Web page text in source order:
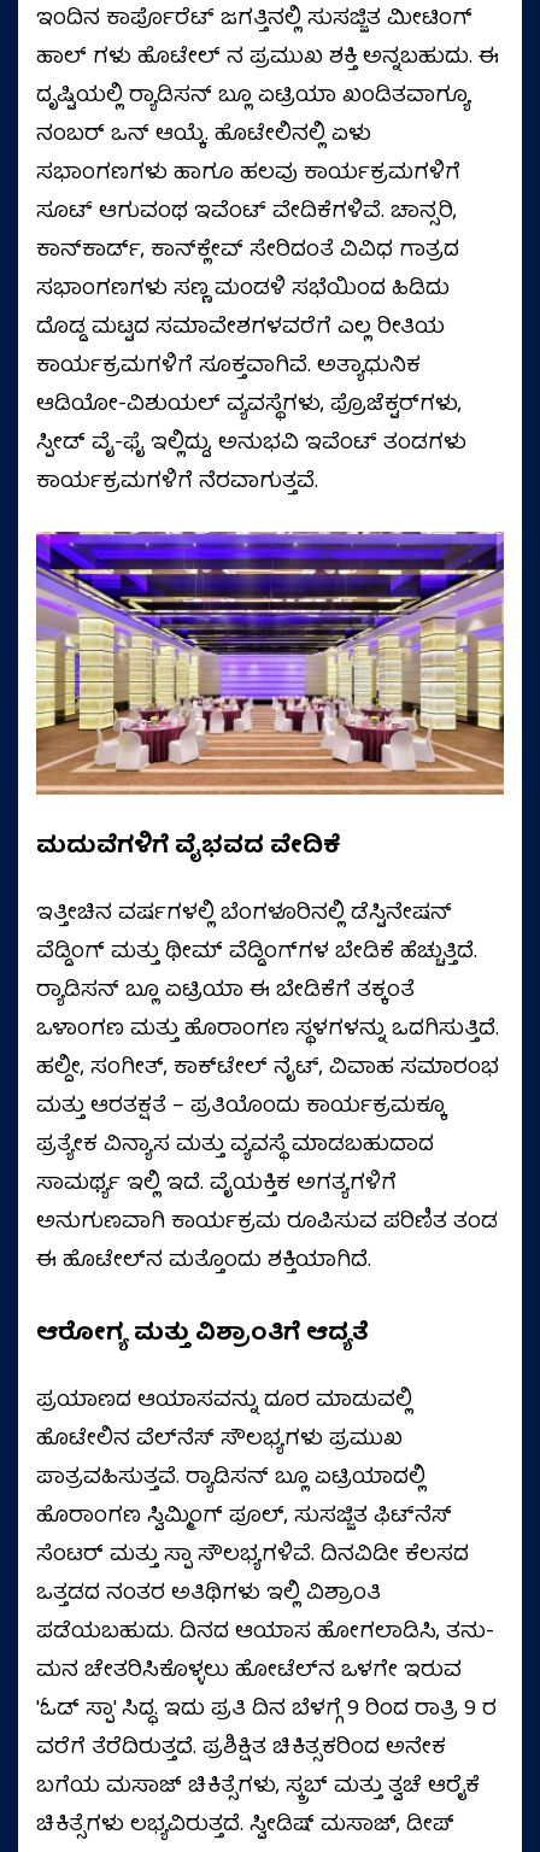
ಇಂದಿನ ಕಾರ್ಪೊರೆಟ್ ಜಗತ್ತಿನಲ್ಲಿ ಸುಸಜ್ಜಿತ ಮೀಟಿಂಗ್
ಹಾಲ್ ಗಳು ಹೊಟೇಲ್ ನ ಪ್ರಮುಖ ಶಕ್ತಿ ಅನ್ನಬಹುದು. ಈ
ದೃಷ್ಟಿಯಲ್ಲಿ ರ‍್ಯಾಡಿಸನ್ ಬ್ಲೂ ಏಟ್ರಿಯಾ ಖಂಡಿತವಾಗ್ಯೂ
ನಂಬರ್ ಒನ್ ಆಯ್ಕೆ. ಹೊಟೇಲಿನಲ್ಲಿ ಏಳು
ಸಭಾಂಗಣಗಳು ಹಾಗೂ ಹಲವು ಕಾರ್ಯಕ್ರಮಗಳಿಗೆ
ಸೂಟ್ ಆಗುವಂಥ ಇವೆಂಟ್ ವೇದಿಕೆಗಳಿವೆ. ಚಾನ್ಸರಿ,
ಕಾನ್‌ಕಾರ್ಡ್, ಕಾನ್‌ಕ್ಲೇವ್ ಸೇರಿದಂತೆ ವಿವಿಧ ಗಾತ್ರದ
ಸಭಾಂಗಣಗಳು ಸಣ್ಣ ಮಂಡಳಿ ಸಭೆಯಿಂದ ಹಿಡಿದು
ದೊಡ್ಡ ಮಟ್ಟದ ಸಮಾವೇಶಗಳವರೆಗೆ ಎಲ್ಲ ರೀತಿಯ
ಕಾರ್ಯಕ್ರಮಗಳಿಗೆ ಸೂಕ್ತವಾಗಿವೆ. ಅತ್ಯಾಧುನಿಕ
ಆಡಿಯೋ-ವಿಶುಯಲ್ ವ್ಯವಸ್ಥೆಗಳು, ಪ್ರೊಜೆಕ್ಟರ್‌ಗಳು,
ಸ್ಪೀಡ್‌ ವೈ-ಫೈ ಇಲ್ಲಿದ್ದು, ಅನುಭವಿ ಇವೆಂಟ್ ತಂಡಗಳು
ಕಾರ್ಯಕ್ರಮಗಳಿಗೆ ನೆರವಾಗುತ್ತವೆ.
ಮದುವೆಗಳಿಗೆ ವೈಭವದ ವೇದಿಕೆ
ಇತ್ತೀಚಿನ ವರ್ಷಗಳಲ್ಲಿ ಬೆಂಗಳೂರಿನಲ್ಲಿ ಡೆಸ್ಟಿನೇಷನ್
ವೆಡ್ಡಿಂಗ್ ಮತ್ತು ಥೀಮ್ ವೆಡ್ಡಿಂಗ್‌ಗಳ ಬೇಡಿಕೆ ಹೆಚ್ಚುತ್ತಿದೆ.
ರ‍್ಯಾಡಿಸನ್ ಬ್ಲೂ ಏಟ್ರಿಯಾ ಈ ಬೇಡಿಕೆಗೆ ತಕ್ಕಂತೆ
ಒಳಾಂಗಣ ಮತ್ತು ಹೊರಾಂಗಣ ಸ್ಥಳಗಳನ್ನು ಒದಗಿಸುತ್ತಿದೆ.
ಹಲ್ದೀ, ಸಂಗೀತ್, ಕಾಕ್‌ಟೇಲ್ ನೈಟ್, ವಿವಾಹ ಸಮಾರಂಭ
ಮತ್ತು ಆರತಕ್ಷತೆ – ಪ್ರತಿಯೊಂದು ಕಾರ್ಯಕ್ರಮಕ್ಕೂ
ಪ್ರತ್ಯೇಕ ವಿನ್ಯಾಸ ಮತ್ತು ವ್ಯವಸ್ಥೆ ಮಾಡಬಹುದಾದ
ಸಾಮರ್ಥ್ಯ ಇಲ್ಲಿ ಇದೆ. ವೈಯಕ್ತಿಕ ಅಗತ್ಯಗಳಿಗೆ
ಅನುಗುಣವಾಗಿ ಕಾರ್ಯಕ್ರಮ ರೂಪಿಸುವ ಪರಿಣಿತ ತಂಡ
ಈ ಹೊಟೇಲ್‌ನ ಮತ್ತೊಂದು ಶಕ್ತಿಯಾಗಿದೆ.
ಆರೋಗ್ಯ ಮತ್ತು ವಿಶ್ರಾಂತಿಗೆ ಆದ್ಯತೆ
ಪ್ರಯಾಣದ ಆಯಾಸವನ್ನು ದೂರ ಮಾಡುವಲ್ಲಿ
ಹೊಟೇಲಿನ ವೆಲ್‌ನೆಸ್ ಸೌಲಭ್ಯಗಳು ಪ್ರಮುಖ
ಪಾತ್ರವಹಿಸುತ್ತವೆ. ರ‍್ಯಾಡಿಸನ್ ಬ್ಲೂ ಏಟ್ರಿಯಾದಲ್ಲಿ
ಹೊರಾಂಗಣ ಸ್ವಿಮ್ಮಿಂಗ್ ಪೂಲ್, ಸುಸಜ್ಜಿತ ಫಿಟ್‌ನೆಸ್
ಸೆಂಟರ್ ಮತ್ತು ಸ್ಪಾ ಸೌಲಭ್ಯಗಳಿವೆ. ದಿನವಿಡೀ ಕೆಲಸದ
ಒತ್ತಡದ ನಂತರ ಅತಿಥಿಗಳು ಇಲ್ಲಿ ವಿಶ್ರಾಂತಿ
ಪಡೆಯಬಹುದು. ದಿನದ ಆಯಾಸ ಹೋಗಲಾಡಿಸಿ, ತನು-
ಮನ ಚೇತರಿಸಿಕೊಳ್ಳಲು ಹೋಟೆಲ್‌ನ ಒಳಗೇ ಇರುವ
'ಓಡ್ ಸ್ಪಾ' ಸಿದ್ಧ. ಇದು ಪ್ರತಿ ದಿನ ಬೆಳಗ್ಗೆ 9 ರಿಂದ ರಾತ್ರಿ 9 ರ
ವರೆಗೆ ತೆರೆದಿರುತ್ತದೆ. ಪ್ರಶಿಕ್ಷಿತ ಚಿಕಿತ್ಸಕರಿಂದ ಅನೇಕ
ಬಗೆಯ ಮಸಾಜ್ ಚಿಕಿತ್ಸೆಗಳು, ಸ್ಕ್ರಬ್ ಮತ್ತು ತ್ವಚೆ ಆರೈಕೆ
ಚಿಕಿತ್ಸೆಗಳು ಲಭ್ಯವಿರುತ್ತದೆ. ಸ್ವೀಡಿಷ್ ಮಸಾಜ್, ಡೀಪ್